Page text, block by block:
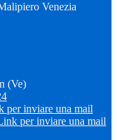
Venezia
(Ve)
per inviare una mail
per inviare una mail